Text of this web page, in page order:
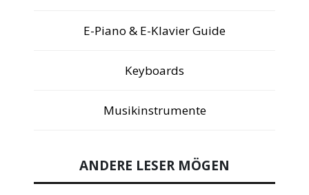
E-Piano & E-Klavier Guide
Keyboards
Musikinstrumente
ANDERE LESER MÖGEN